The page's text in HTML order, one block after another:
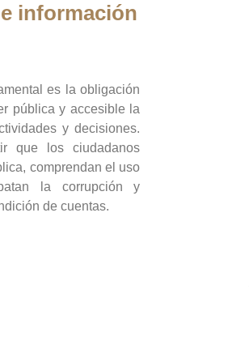
información
es la obligación
pública y accesible la
y decisiones.
que los ciudadanos
comprendan el uso
la corrupción y
de cuentas.